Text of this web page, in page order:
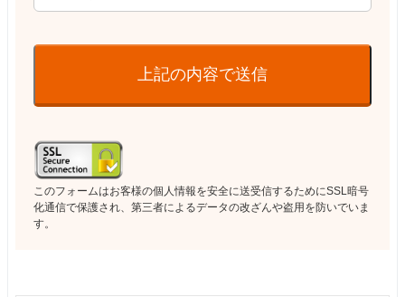
上記の内容で送信
このフォームはお客様の個人情報を安全に送受信するためにSSL暗号
化通信で保護され、第三者によるデータの改ざんや盗用を防いでいま
す。